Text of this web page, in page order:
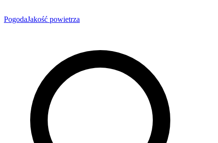
PogodaJakość powietrza